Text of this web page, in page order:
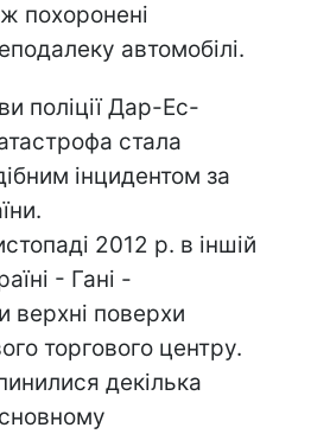
похоронені
автомобілі.
поліції Дар-Ес-
стала
інцидентом за
2012 р. в іншій
- Гані -
верхні поверхи
торгового центру.
декілька